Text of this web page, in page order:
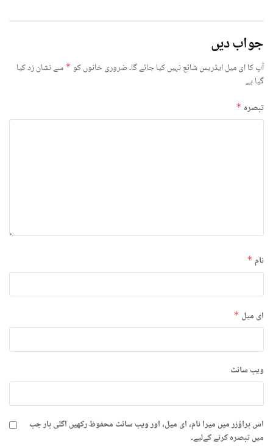
جواب دیں
آپ کا ای میل ایڈریس شائع نہیں کیا جائے گا۔ضروری خانوں کو * سے نشان زد کیا
گیا ہے
تبصرہ *
نام *
ای میل *
ویب‌ سائٹ
اس براؤزر میں میرا نام، ای میل، اور ویب سائٹ محفوظ رکھیں اگلی بار جب
میں تبصرہ کرنے کےلیے۔